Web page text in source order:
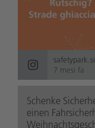
7 mesi fa
Schenke
einen